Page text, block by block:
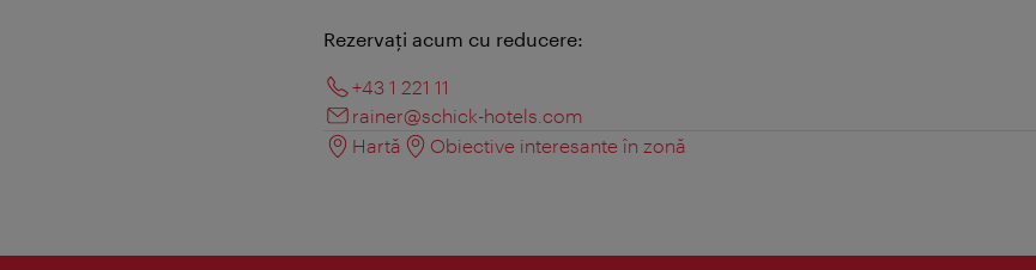
Rezervați acum cu reducere:
+43 1 221 11
rainer@schick-hotels.com
Hartă
Obiective interesante în zonă